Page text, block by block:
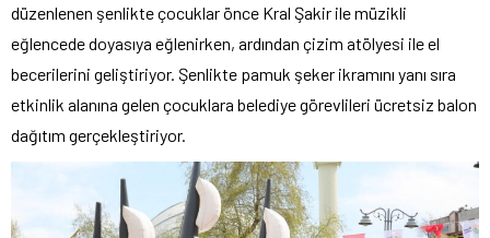
düzenlenen şenlikte çocuklar önce Kral Şakir ile müzikli
eğlencede doyasıya eğlenirken, ardından çizim atölyesi ile el
becerilerini geliştiriyor. Şenlikte pamuk şeker ikramını yanı sıra
etkinlik alanına gelen çocuklara belediye görevlileri ücretsiz balon
dağıtım gerçekleştiriyor.